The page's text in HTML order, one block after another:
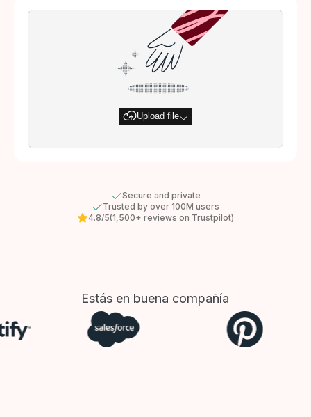
Upload file
Secure and private
Trusted by over 100M users
4.8/5(1,500+ reviews on Trustpilot)
Estás en buena compañía